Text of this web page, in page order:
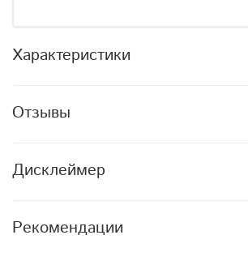
Характеристики
Отзывы
Дисклеймер
Рекомендации